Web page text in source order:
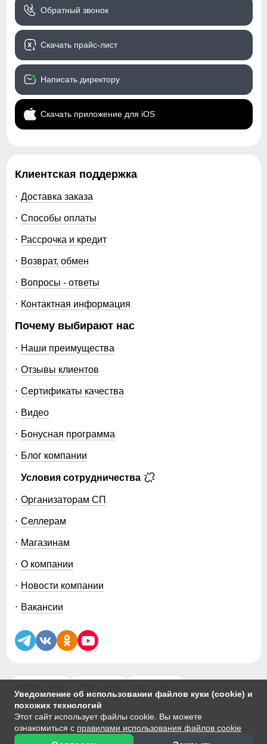
Уведомление об использовании файлов куки (cookie) и
похожих технологий
Этот сайт использует файлы cookie. Вы можете
ознакомиться с правилами использования файлов cookie
Обратный звонок
Скачать прайс-лист
Написать директору
Скачать приложение для iOS
Клиентская поддержка
Доставка заказа
Способы оплаты
Рассрочка и кредит
Возврат, обмен
Вопросы - ответы
Контактная информация
Почему выбирают нас
Наши преимущества
Отзывы клиентов
Сертификаты качества
Видео
Бонусная программа
Блог компании
Условия сотрудничества
Организаторам СП
Селлерам
Магазинам
О компании
Новости компании
Вакансии
5.0 5.0 5.0
© 2014-2026 ООО «МТФОРС ПЛЮС»
Продажа одежды мелким и крупным оптом в Москве, ул. Чагинская,
д.3Б, стр.1